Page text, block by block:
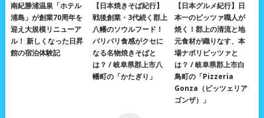
南紀勝浦温泉「ホテル
浦島」が創業70周年を
迎え大規模リニューア
ル！ 新しくなった日昇
館の宿泊体験記
【日本焼きそば紀行】
戦後創業・3代続く郡上
八幡のソウルフード！
パリパリ食感がクセに
なる名物焼きそばと
は？ / 岐阜県郡上市八
幡町の「かたぎり」
【日本グルメ紀行】日
本一のピッツァ職人が
焼く！郡上の清流と地
元食材が織りなす、本
場ナポリピッツァと
は？ / 岐阜県郡上市白
鳥町の「Pizzeria
Gonza（ピッツェリア
ゴンザ）」